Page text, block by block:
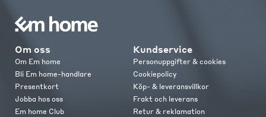
Om oss
Om Em home
Bli Em home-handlare
Presentkort
Jobba hos oss
Em home Club
Kundservice
Personuppgifter & cookies
Cookiepolicy
Köp- & leveransvillkor
Frakt och leverans
Retur & reklamation